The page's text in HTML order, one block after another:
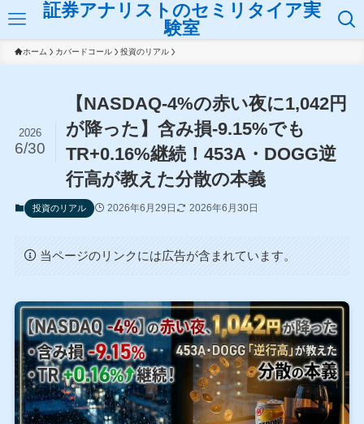
証券アナリストのセミリタイア実
験室
ホーム カバードコール 投資のリアル
【NASDAQ-4%の赤い夜に1,042円
が降った】含み損-9.15%でも
TR+0.16%継続！453A・DOGG逆
行高が教えた分散の本義
2026
6/30
投資のリアル 2026年6月29日 2026年6月30日
当ページのリンクには広告が含まれています。